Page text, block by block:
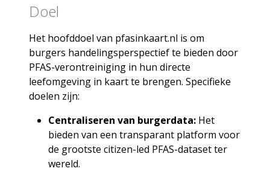
Doel
Het hoofddoel van pfasinkaart.nl is om
burgers handelingsperspectief te bieden door
PFAS-verontreiniging in hun directe
leefomgeving in kaart te brengen. Specifieke
doelen zijn:
Centraliseren van burgerdata: Het
bieden van een transparant platform voor
de grootste citizen-led PFAS-dataset ter
wereld.